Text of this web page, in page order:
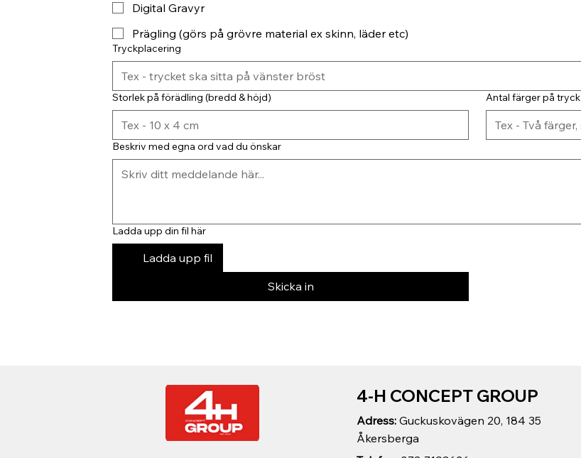
Digital Gravyr
Prägling (görs på grövre material ex skinn, läder etc)
Tryckplacering
Storlek på förädling (bredd & höjd) Antal färger på tryck
Beskriv med egna ord vad du önskar
Ladda upp din fil här
Ladda upp fil
Skicka in
Adress: Guckuskovägen 20, 184 35
Åkersberga
4-H CONCEPT GROUP